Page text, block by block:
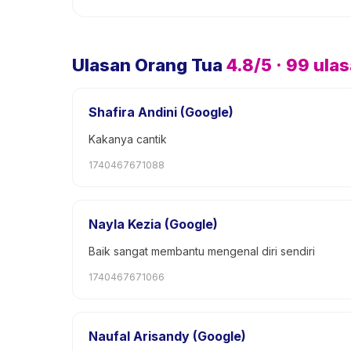
Ulasan Orang Tua 4.8/5 · 99
Shafira Andini (Google)
Kakanya cantik
1740467671088
Nayla Kezia (Google)
Baik sangat membantu mengenal diri sendiri
1740467671066
Naufal Arisandy (Google)